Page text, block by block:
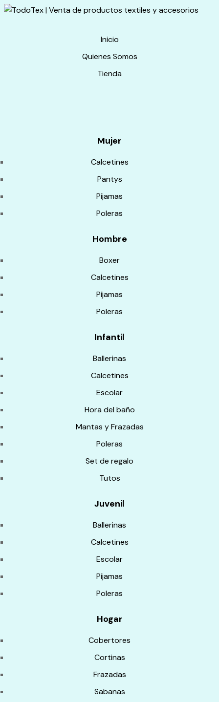
Inicio
Quienes Somos
Tienda
Mujer
Calcetines
Pantys
Pijamas
Poleras
Hombre
Boxer
Calcetines
Pijamas
Poleras
Infantil
Ballerinas
Calcetines
Escolar
Hora del baño
Mantas y Frazadas
Poleras
Set de regalo
Tutos
Juvenil
Ballerinas
Calcetines
Escolar
Pijamas
Poleras
Hogar
Cobertores
Cortinas
Frazadas
Sabanas